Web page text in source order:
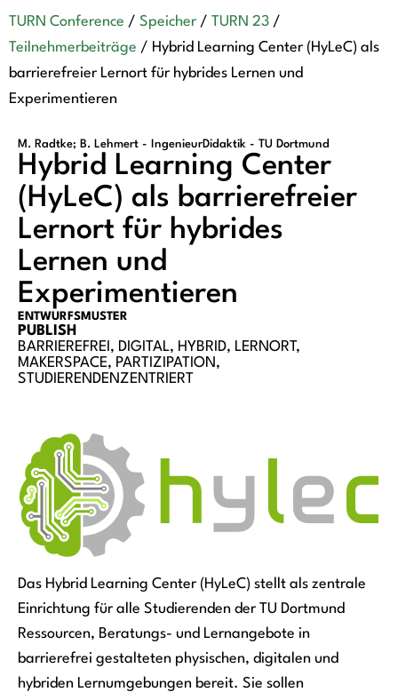
TURN Conference / Speicher / TURN 23 /
Teilnehmerbeiträge / Hybrid Learning Center (HyLeC) als
barrierefreier Lernort für hybrides Lernen und
Experimentieren
M. Radtke; B. Lehmert - IngenieurDidaktik - TU Dortmund
Hybrid Learning Center
(HyLeC) als barrierefreier
Lernort für hybrides
Lernen und
Experimentieren
ENTWURFSMUSTER
PUBLISH
BARRIEREFREI , DIGITAL, HYBRID, LERNORT,
MAKERSPACE, PARTIZIPATION,
STUDIERENDENZENTRIERT
Das Hybrid Learning Center (HyLeC) stellt als zentrale
Einrichtung für alle Studierenden der TU Dortmund
Ressourcen, Beratungs- und Lernangebote in
barrierefrei gestalteten physischen, digitalen und
hybriden Lernumgebungen bereit. Sie sollen